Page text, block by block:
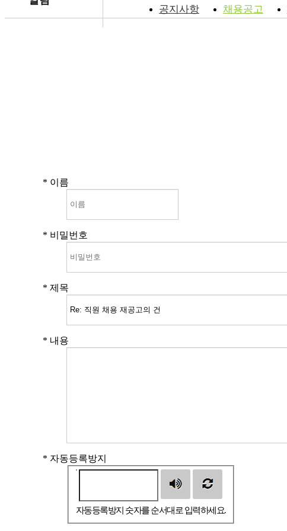
공지사항 채용공고
* 이름
* 비밀번호
* 제목
* 내용
* 자동등록방지
자동등록방지 숫자를 순서대로 입력하세요.